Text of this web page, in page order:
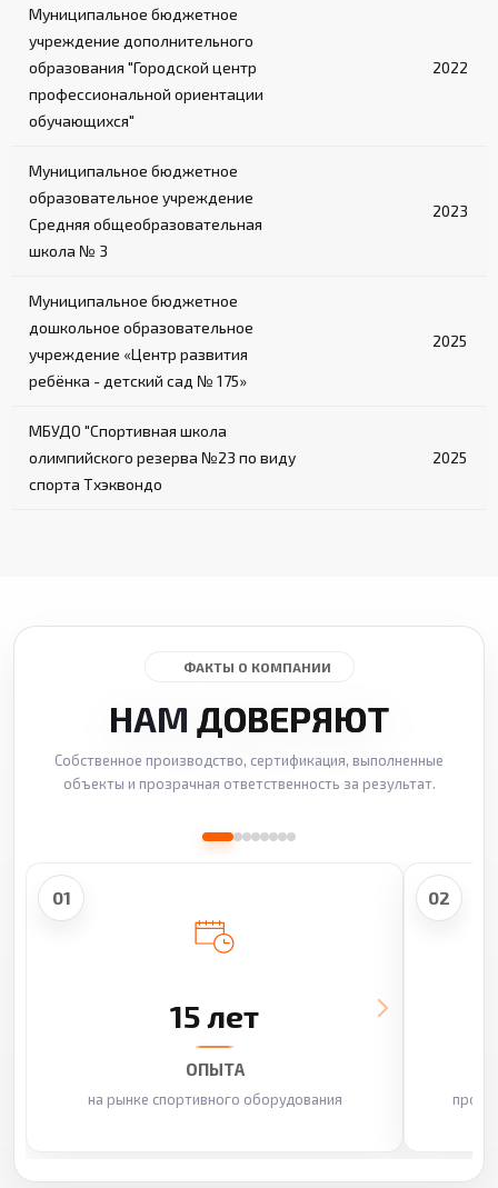
Муниципальное бюджетное
учреждение дополнительного
образования "Городской центр
профессиональной ориентации
обучающихся"
2022
Муниципальное бюджетное
образовательное учреждение
Средняя общеобразовательная
школа № 3
2023
Муниципальное бюджетное
дошкольное образовательное
учреждение «Центр развития
ребёнка - детский сад № 175»
2025
МБУДО "Спортивная школа
олимпийского резерва №23 по виду
спорта Тхэквондо
2025
ФАКТЫ О КОМПАНИИ
НАМ ДОВЕРЯЮТ
Собственное производство, сертификация, выполненные
объекты и прозрачная ответственность за результат.
01
15 лет
ОПЫТА
на рынке спортивного оборудования
02